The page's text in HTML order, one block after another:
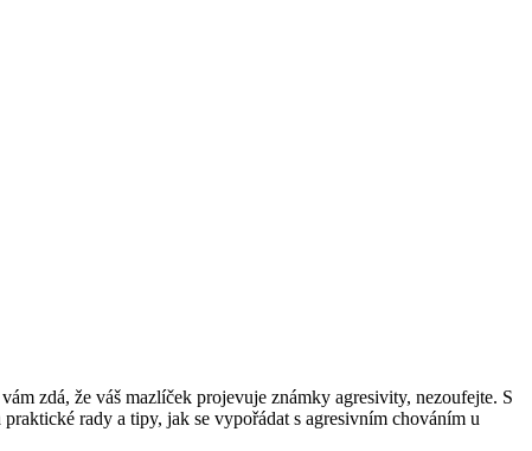
zdá, že váš mazlíček projevuje známky agresivity, nezoufejte. S
rady a tipy, jak se vypořádat s agresivním chováním u